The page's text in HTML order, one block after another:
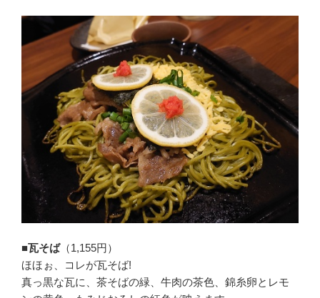
■瓦そば（1,155円）
ほほぉ、コレが瓦そば!
真っ黒な瓦に、茶そばの緑、牛肉の茶色、錦糸卵とレモ